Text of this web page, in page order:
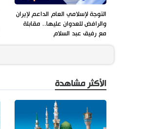
التوجة لإسلامي العام الداعم لإيران
والرافض للعدوان عليها.. مقابلة
مع رفيق عبد السلام
الأكثر مشاهدة